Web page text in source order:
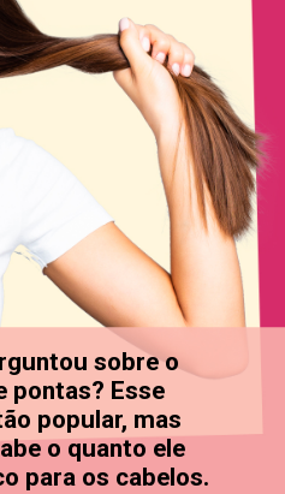
sobre o
pontas? Esse
popular, mas
o quanto ele
para os cabelos.